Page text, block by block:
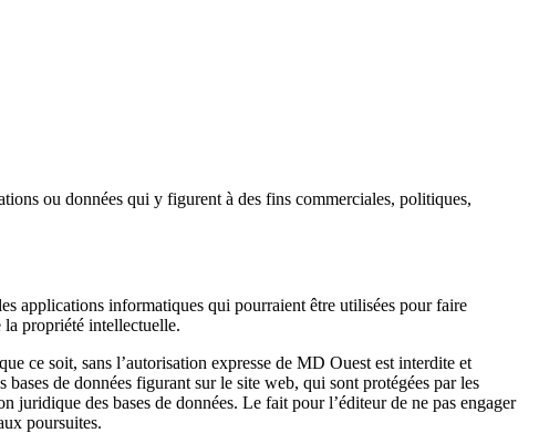
ou données qui y figurent à des fins commerciales, politiques,
applications informatiques qui pourraient être utilisées pour faire
la propriété intellectuelle.
ce soit, sans l’autorisation expresse de MD Ouest est interdite et
de données figurant sur le site web, qui sont protégées par les
des bases de données. Le fait pour l’éditeur de ne pas engager
poursuites.